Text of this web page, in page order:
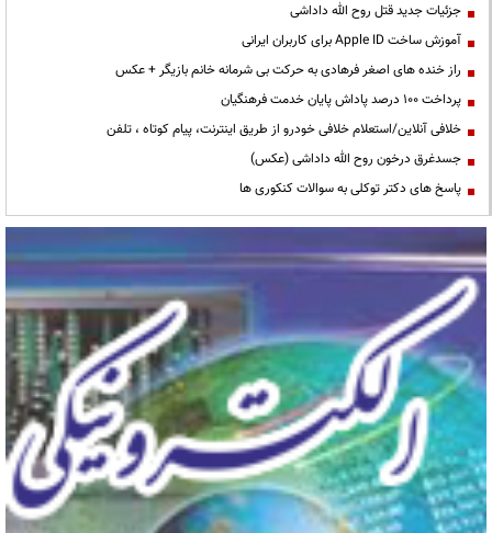
جزئیات جدید قتل روح الله داداشی
آموزش ساخت Apple ID برای کاربران ایرانی
راز خنده های اصغر فرهادی به حرکت بی شرمانه خانم بازیگر + عکس
پرداخت ۱۰۰ درصد پاداش پایان خدمت فرهنگیان
خلافی آنلاین/استعلام خلافی خودرو از طریق اینترنت، پیام کوتاه ، تلفن
جسدغرق درخون روح الله داداشی (عکس)
پاسخ های دکتر توکلی به سوالات کنکوری ها